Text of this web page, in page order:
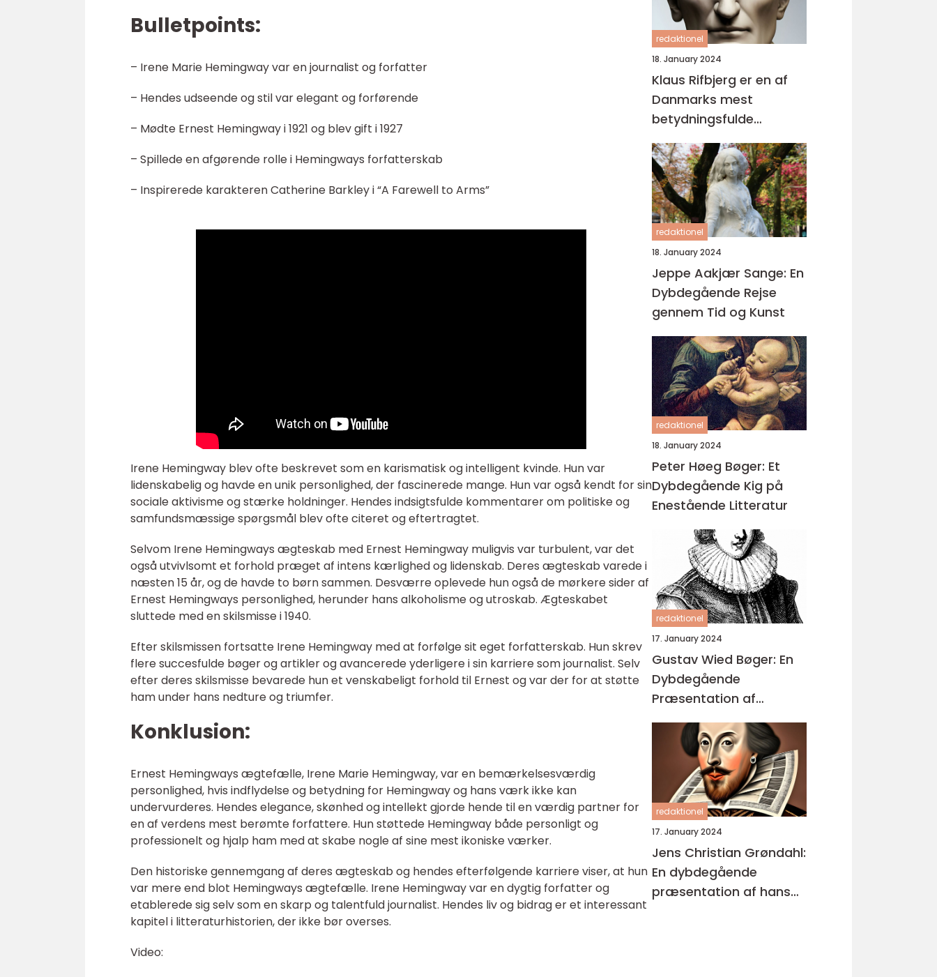
Bulletpoints:
– Irene Marie Hemingway var en journalist og forfatter
– Hendes udseende og stil var elegant og forførende
– Mødte Ernest Hemingway i 1921 og blev gift i 1927
– Spillede en afgørende rolle i Hemingways forfatterskab
– Inspirerede karakteren Catherine Barkley i “A Farewell to Arms”
Irene Hemingway blev ofte beskrevet som en karismatisk og intelligent kvinde. Hun var
lidenskabelig og havde en unik personlighed, der fascinerede mange. Hun var også kendt for sin
sociale aktivisme og stærke holdninger. Hendes indsigtsfulde kommentarer om politiske og
samfundsmæssige spørgsmål blev ofte citeret og eftertragtet.
Selvom Irene Hemingways ægteskab med Ernest Hemingway muligvis var turbulent, var det
også utvivlsomt et forhold præget af intens kærlighed og lidenskab. Deres ægteskab varede i
næsten 15 år, og de havde to børn sammen. Desværre oplevede hun også de mørkere sider af
Ernest Hemingways personlighed, herunder hans alkoholisme og utroskab. Ægteskabet
sluttede med en skilsmisse i 1940.
Efter skilsmissen fortsatte Irene Hemingway med at forfølge sit eget forfatterskab. Hun skrev
flere succesfulde bøger og artikler og avancerede yderligere i sin karriere som journalist. Selv
efter deres skilsmisse bevarede hun et venskabeligt forhold til Ernest og var der for at støtte
ham under hans nedture og triumfer.
Konklusion:
Ernest Hemingways ægtefælle, Irene Marie Hemingway, var en bemærkelsesværdig
personlighed, hvis indflydelse og betydning for Hemingway og hans værk ikke kan
undervurderes. Hendes elegance, skønhed og intellekt gjorde hende til en værdig partner for
en af verdens mest berømte forfattere. Hun støttede Hemingway både personligt og
professionelt og hjalp ham med at skabe nogle af sine mest ikoniske værker.
Den historiske gennemgang af deres ægteskab og hendes efterfølgende karriere viser, at hun
var mere end blot Hemingways ægtefælle. Irene Hemingway var en dygtig forfatter og
etablerede sig selv som en skarp og talentfuld journalist. Hendes liv og bidrag er et interessant
kapitel i litteraturhistorien, der ikke bør overses.
Video:
redaktionel
18. January 2024
Klaus Rifbjerg er en af
Danmarks mest
betydningsfulde
forfattere og digtere,
der har skabt en
imponerende samling af
bøger i sin karriere
redaktionel
18. January 2024
Jeppe Aakjær Sange: En
Dybdegående Rejse
gennem Tid og Kunst
redaktionel
18. January 2024
Peter Høeg Bøger: Et
Dybdegående Kig på
Enestående Litteratur
redaktionel
17. January 2024
Gustav Wied Bøger: En
Dybdegående
Præsentation af
Enestående
Kunstværker
redaktionel
17. January 2024
Jens Christian Grøndahl:
En dybdegående
præsentation af hans